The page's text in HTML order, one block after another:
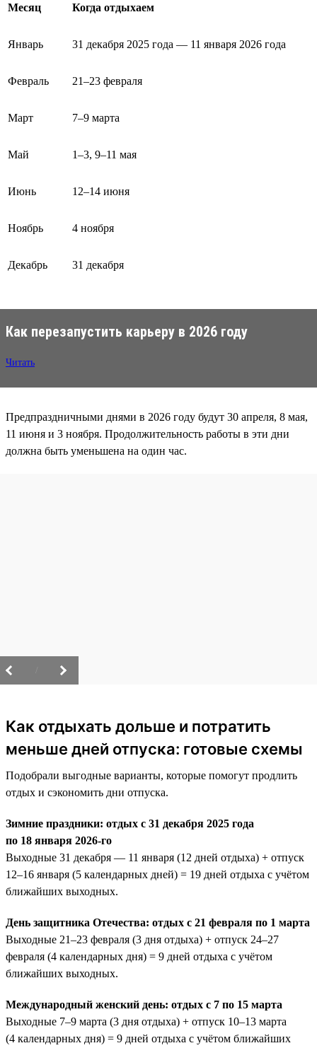
Месяц Когда отдыхаем
Январь 31 декабря 2025 года — 11 января 2026 года
Февраль 21–23 февраля
Март 7–9 марта
Май 1–3, 9–11 мая
Июнь 12–14 июня
Ноябрь 4 ноября
Декабрь 31 декабря
Как перезапустить карьеру в 2026 году
Читать
Предпраздничными днями в 2026 году будут 30 апреля, 8 мая,
11 июня и 3 ноября. Продолжительность работы в эти дни
должна быть уменьшена на один час.
Как отдыхать дольше и потратить
меньше дней отпуска: готовые схемы
Подобрали выгодные варианты, которые помогут продлить
отдых и сэкономить дни отпуска.
Зимние праздники: отдых с 31 декабря 2025 года
по 18 января 2026-го
Выходные 31 декабря — 11 января (12 дней отдыха) + отпуск
12–16 января (5 календарных дней) = 19 дней отдыха с учётом
ближайших выходных.
День защитника Отечества: отдых с 21 февраля по 1 марта
Выходные 21–23 февраля (3 дня отдыха) + отпуск 24–27
февраля (4 календарных дня) = 9 дней отдыха с учётом
ближайших выходных.
Международный женский день: отдых с 7 по 15 марта
Выходные 7–9 марта (3 дня отдыха) + отпуск 10–13 марта
(4 календарных дня) = 9 дней отдыха с учётом ближайших